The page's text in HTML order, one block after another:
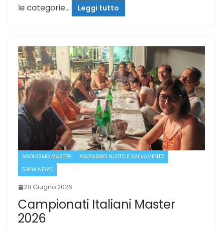
le categorie…
Leggi tutto
AGONISMO MASTER
AGONISMO NUOTO E SALVAMENTO
SWIM NEWS
28 Giugno 2026
Campionati Italiani Master
2026